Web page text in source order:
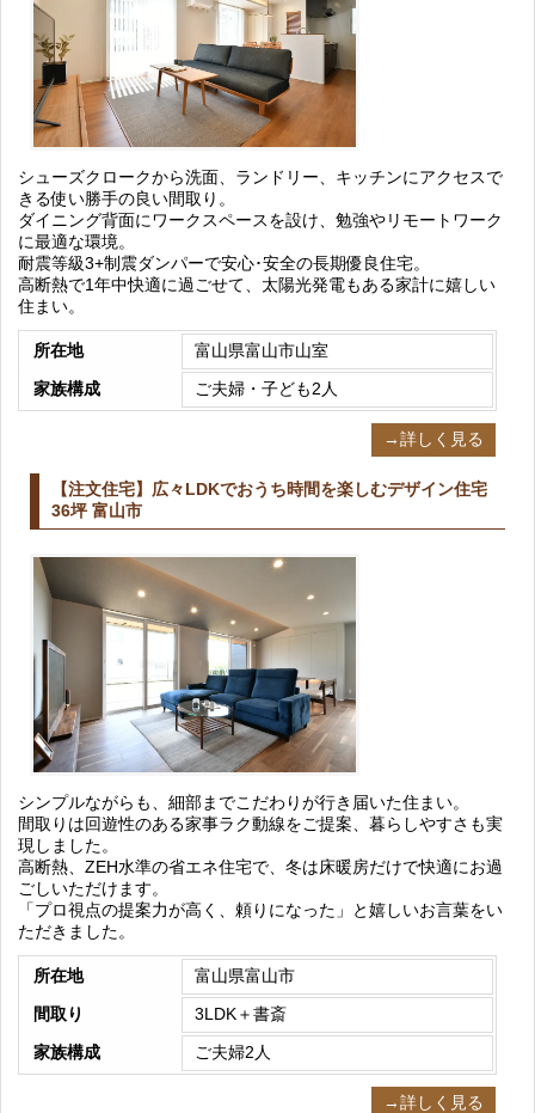
シューズクロークから洗面、ランドリー、キッチンにアクセスで
きる使い勝手の良い間取り。
ダイニング背面にワークスペースを設け、勉強やリモートワーク
に最適な環境。
耐震等級3+制震ダンパーで安心･安全の長期優良住宅。
高断熱で1年中快適に過ごせて、太陽光発電もある家計に嬉しい
住まい。
所在地
富山県富山市山室
家族構成
ご夫婦・子ども2人
→詳しく見る
【注文住宅】広々LDKでおうち時間を楽しむデザイン住宅
36坪 富山市
シンプルながらも、細部までこだわりが行き届いた住まい。
間取りは回遊性のある家事ラク動線をご提案、暮らしやすさも実
現しました。
高断熱、ZEH水準の省エネ住宅で、冬は床暖房だけで快適にお過
ごしいただけます。
「プロ視点の提案力が高く、頼りになった」と嬉しいお言葉をい
ただきました。
所在地
富山県富山市
間取り
3LDK＋書斎
家族構成
ご夫婦2人
→詳しく見る